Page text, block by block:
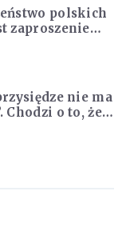
polskich
zaproszeniem
całego
nie ma
Chodzi o to, że